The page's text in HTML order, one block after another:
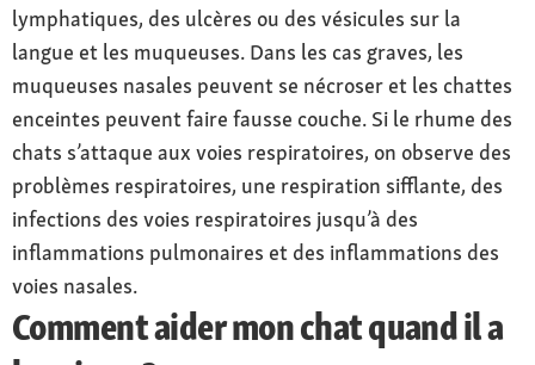
lymphatiques, des ulcères ou des vésicules sur la
langue et les muqueuses. Dans les cas graves, les
muqueuses nasales peuvent se nécroser et les chattes
enceintes peuvent faire fausse couche. Si le rhume des
chats s’attaque aux voies respiratoires, on observe des
problèmes respiratoires, une respiration sifflante, des
infections des voies respiratoires jusqu’à des
inflammations pulmonaires et des inflammations des
voies nasales.
Comment aider mon chat quand il a